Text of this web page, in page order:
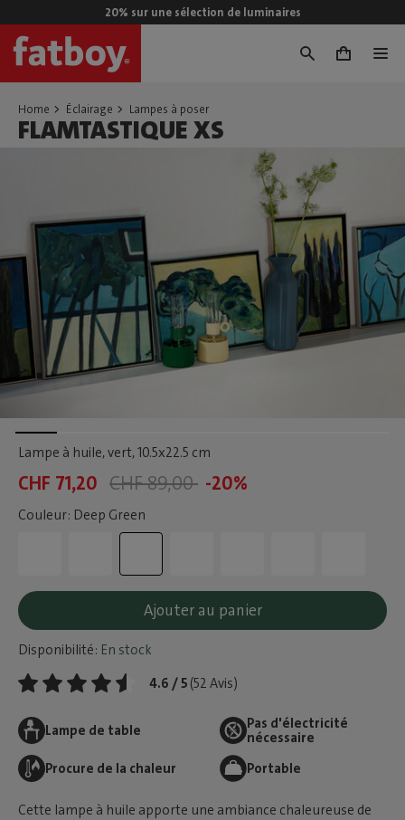
20% sur une sélection de luminaires
0
Home Éclairage Lampes à poser
FLAMTASTIQUE XS
Lampe à huile, vert, 10.5x22.5 cm
CHF 71,20 CHF 89,00 -20%
Couleur: Deep Green
Ajouter au panier
Disponibilité: En stock
4.6 / 5 (52 Avis)
Lampe de table
Pas d'électricité
nécessaire
Procure de la chaleur
Portable
Cette lampe à huile apporte une ambiance chaleureuse de